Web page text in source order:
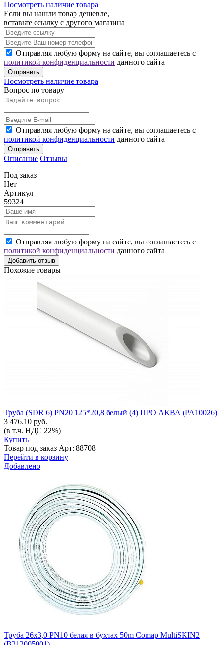
Посмотреть наличие товара
Если вы нашли товар дешевле,
вставьте ссылку с другого магазина
Отправляя любую форму на сайте, вы соглашаетесь с
политикой конфиденциальности данного сайта
Отправить
Посмотреть наличие товара
Вопрос по товару
Отправляя любую форму на сайте, вы соглашаетесь с
политикой конфиденциальности данного сайта
Отправить
Описание Отзывы
Под заказ
Нет
Артикул
59324
Отправляя любую форму на сайте, вы соглашаетесь с
политикой конфиденциальности данного сайта
Добавить отзыв
Похожие товары
Труба (SDR 6) PN20 125*20,8 белый (4) ПРО АКВА (PA10026)
3 476.10 руб.
(в т.ч. НДС 22%)
Купить
Товар под заказ Арт: 88708
Перейти в корзину
Добавлено
Труба 26x3,0 PN10 белая в бухтах 50m Comap MultiSKIN2